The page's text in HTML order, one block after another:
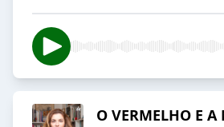
O VERMELHO E